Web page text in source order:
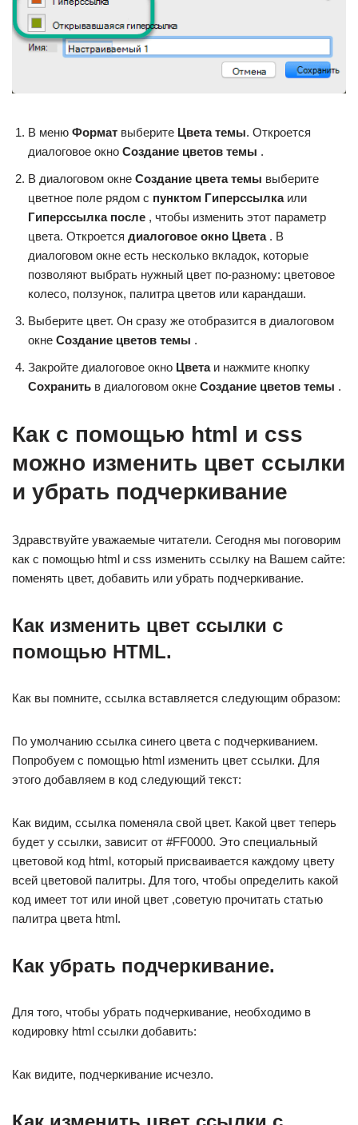
В меню Формат выберите Цвета темы. Откроется
диалоговое окно Создание цветов темы .
В диалоговом окне Создание цвета темы выберите
цветное поле рядом с пунктом Гиперссылкаили
Гиперссылка после , чтобы изменить этот параметр
цвета. Откроется диалоговое окно Цвета. В
диалоговом окне есть несколько вкладок, которые
позволяют выбрать нужный цвет по-разному: цветовое
колесо, ползунок, палитра цветов или карандаши.
Выберите цвет. Он сразу же отобразится в диалоговом
окне Создание цветов темы .
Закройте диалоговое окно Цветаи нажмите кнопку
Сохранить в диалоговом окне Создание цветов темы .
Как с помощью html и css
можно изменить цвет ссылки
и убрать подчеркивание
Здравствуйте уважаемые читатели. Сегодня мы поговорим
как с помощью html и css изменить ссылку на Вашем сайте:
поменять цвет, добавить или убрать подчеркивание.
Как изменить цвет ссылки с
помощью HTML.
Как вы помните, ссылка вставляется следующим образом:
По умолчанию ссылка синего цвета с подчеркиванием.
Попробуем c помощью html изменить цвет ссылки. Для
этого добавляем в код следующий текст:
Как видим, ссылка поменяла свой цвет. Какой цвет теперь
будет у ссылки, зависит от #FF0000. Это специальный
цветовой код html, который присваивается каждому цвету
всей цветовой палитры. Для того, чтобы определить какой
код имеет тот или иной цвет ,советую прочитать статью
палитра цвета html.
Как убрать подчеркивание.
Для того, чтобы убрать подчеркивание, необходимо в
кодировку html ссылки добавить:
Как видите, подчеркивание исчезло.